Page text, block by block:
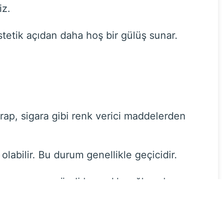
açıdan daha hoş bir gülüş sunar.
sigara gibi renk verici maddelerden
Bu durum genellikle geçicidir.
uzun süreli beyazlık sağlamak